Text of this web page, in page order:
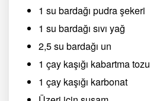
1 su bardağı pudra şekeri
1 su bardağı sıvı yağ
2,5 su bardağı un
1 çay kaşığı kabartma tozu
1 çay kaşığı karbonat